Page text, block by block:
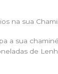
na sua
a sua
de